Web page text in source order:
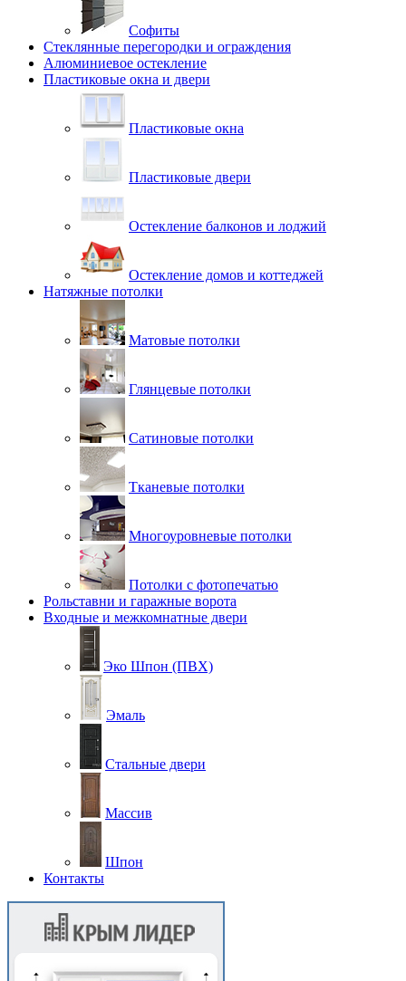
Софиты
Стеклянные перегородки и ограждения
Алюминиевое остекление
Пластиковые окна и двери
Пластиковые окна
Пластиковые двери
Остекление балконов и лоджий
Остекление домов и коттеджей
Натяжные потолки
Матовые потолки
Глянцевые потолки
Сатиновые потолки
Тканевые потолки
Многоуровневые потолки
Потолки с фотопечатью
Рольставни и гаражные ворота
Входные и межкомнатные двери
Эко Шпон (ПВХ)
Эмаль
Стальные двери
Массив
Шпон
Контакты